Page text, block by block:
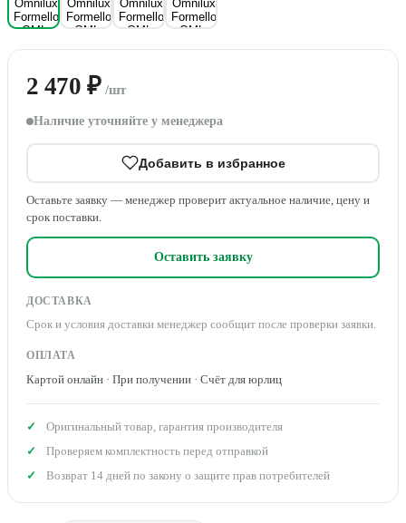
2 470 ₽ /шт
Наличие уточняйте у менеджера
Добавить в избранное
Оставьте заявку — менеджер проверит актуальное наличие, цену и
срок поставки.
Оставить заявку
ДОСТАВКА
Срок и условия доставки менеджер сообщит после проверки заявки.
ОПЛАТА
Картой онлайн · При получении · Счёт для юрлиц
Оригинальный товар, гарантия производителя
Проверяем комплектность перед отправкой
Возврат 14 дней по закону о защите прав потребителей